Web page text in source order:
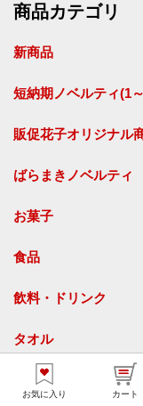
お気に入り カート
商品カテゴリ
新商品
短納期ノベルティ(1
販促花子オリジナル
ばらまきノベルティ
お菓子
食品
飲料・ドリンク
タオル
名入れタオル
オリジナルタオル